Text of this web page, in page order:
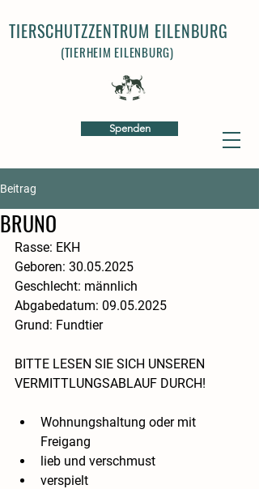
Spenden
TIERSCHUTZZENTRUM EILENBURG
(TIERHEIM EILENBURG)
Beitrag
BRUNO
Rasse: EKH
​Geboren: 30.05.2025
​Geschlecht: männlich
​​Abgabedatum: 09.05.2025
​Grund: Fundtier
BITTE LESEN SIE SICH UNSEREN
VERMITTLUNGSABLAUF DURCH!
Wohnungshaltung oder mit
Freigang
lieb und verschmust
verspielt